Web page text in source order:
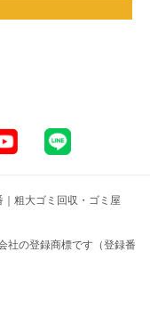
粗大ゴミ回収・ゴミ屋
社の登録商標です（登録番